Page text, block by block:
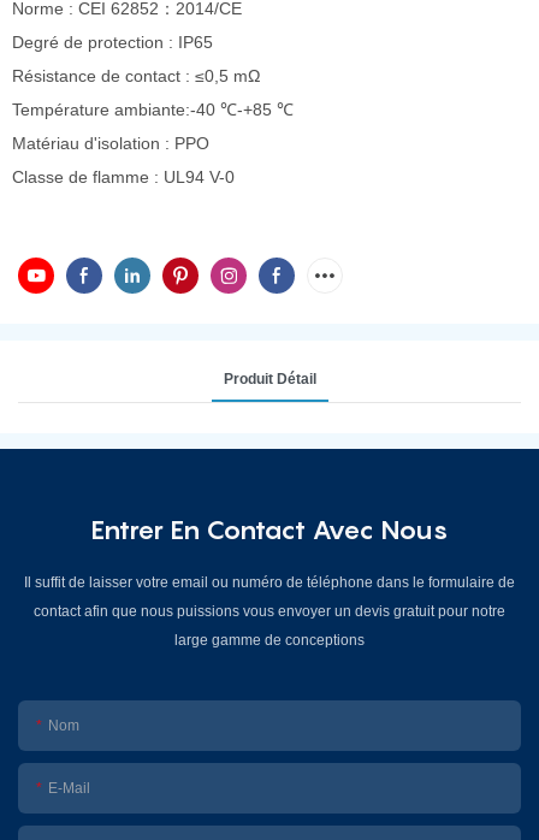
Norme : CEI 62852：2014/CE
Degré de protection : IP65
Résistance de contact : ≤0,5 mΩ
Température ambiante:-40 ℃-+85 ℃
Matériau d'isolation : PPO
Classe de flamme : UL94 V-0
Produit Détail
Entrer En Contact Avec Nous
Il suffit de laisser votre email ou numéro de téléphone dans le formulaire de
contact afin que nous puissions vous envoyer un devis gratuit pour notre
large gamme de conceptions
Nom
E-Mail